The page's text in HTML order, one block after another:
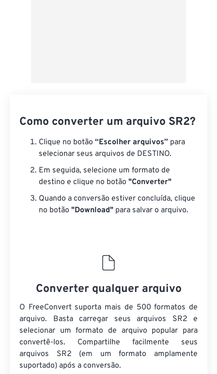
Como converter um arquivo SR2?
Clique no botão “Escolher arquivos” para
selecionar seus arquivos de DESTINO.
Em seguida, selecione um formato de
destino e clique no botão "Converter"
Quando a conversão estiver concluída, clique
no botão "Download" para salvar o arquivo.
Converter qualquer arquivo
O FreeConvert suporta mais de 500 formatos de
arquivo. Basta carregar seus arquivos SR2 e
selecionar um formato de arquivo popular para
convertê-los. Compartilhe facilmente seus
arquivos SR2 (em um formato amplamente
suportado) após a conversão.